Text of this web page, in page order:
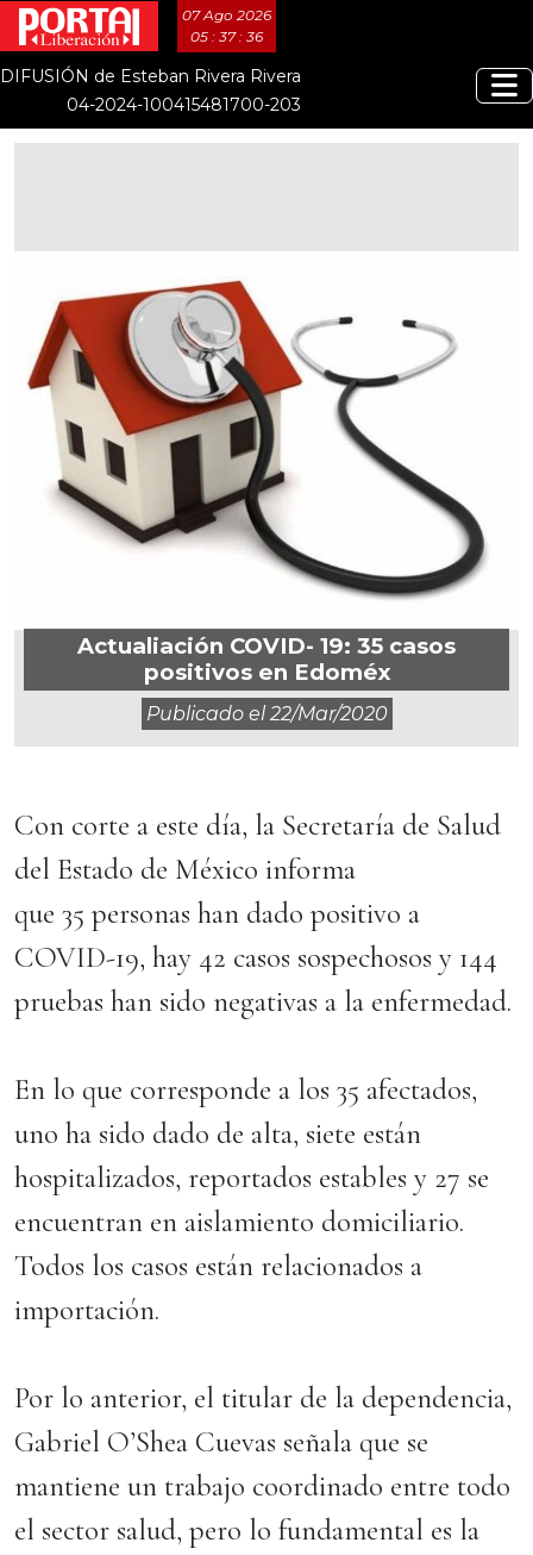
07 Ago 2026
05 : 37 : 36
DIFUSIÓN de Esteban Rivera Rivera
04-2024-100415481700-203
Actualiación COVID- 19: 35 casos
positivos en Edoméx
Publicado el22/mar/2020
Con corte a este día, la Secretaría de Salud
del Estado de México informa
que 35 personas han dado positivo a
COVID-19, hay 42 casos sospechosos y 144
pruebas han sido negativas a la enfermedad.
En lo que corresponde a los 35 afectados,
uno ha sido dado de alta, siete están
hospitalizados, reportados estables y 27 se
encuentran en aislamiento domiciliario.
Todos los casos están relacionados a
importación.
Por lo anterior, el titular de la dependencia,
Gabriel O’Shea Cuevas señala que se
mantiene un trabajo coordinado entre todo
el sector salud, pero lo fundamental es la